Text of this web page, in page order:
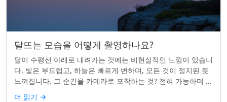
달뜨는 모습을 어떻게 촬영하나요?
달이 수평선 아래로 내려가는 것에는 비현실적인 느낌이 있습니
다. 빛은 부드럽고, 하늘은 빠르게 변하며, 모든 것이 정지된 듯
느껴집니다. 그 순간을 카메라로 포착하는 것? 전혀 가능하며 가
치가 있습니다. 간단한 팁:...
더 읽기 →